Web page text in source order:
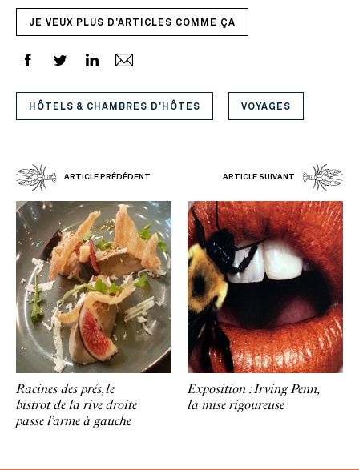
JE VEUX PLUS D'ARTICLES COMME ÇA
HÔTELS & CHAMBRES D'HÔTES VOYAGES
ARTICLE PRÉDÉDENT ARTICLE SUIVANT
Racines des prés, le
bistrot de la rive droite
passe l’arme à gauche
Exposition : Irving Penn,
la mise rigoureuse